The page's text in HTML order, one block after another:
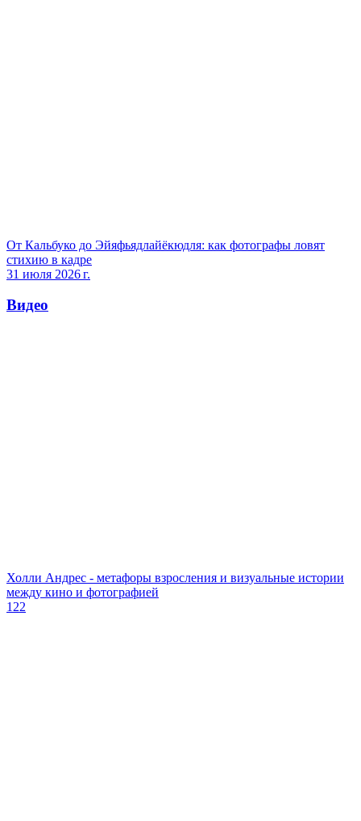
От Кальбуко до Эйяфьядлайёкюдля: как фотографы ловят
стихию в кадре
31 июля 2026 г.
Видео
Холли Андрес - метафоры взросления и визуальные истории
между кино и фотографией
122